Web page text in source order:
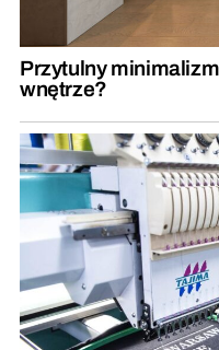
Przytulny
wnętrze?